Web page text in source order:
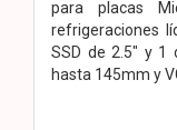
para placas
refrigeraciones
SSD de 2.5" y 1
hasta 145mm y